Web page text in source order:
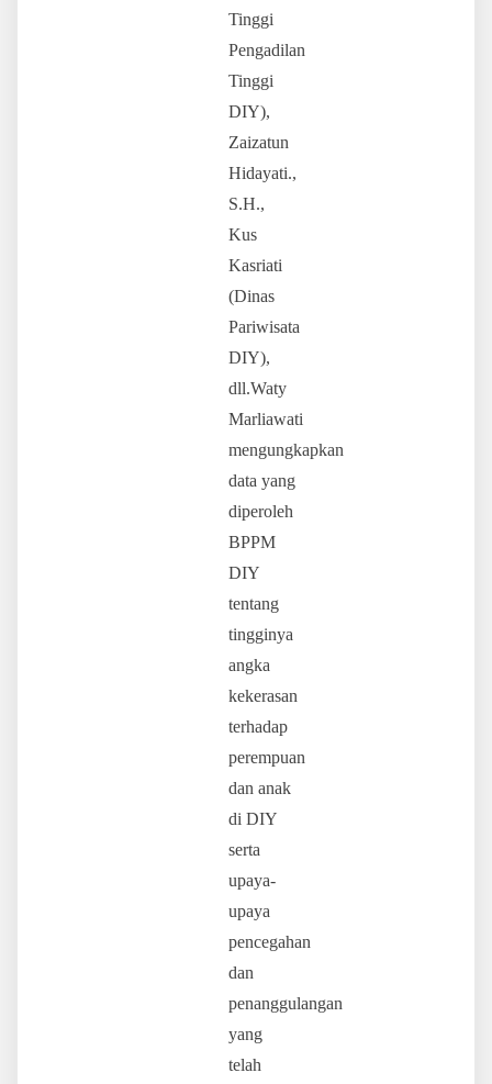
Tinggi
Pengadilan
Tinggi
DIY),
Zaizatun
Hidayati.,
S.H.,
Kus
Kasriati
(Dinas
Pariwisata
DIY),
dll.Waty
Marliawati
mengungkapkan
data yang
diperoleh
BPPM
DIY
tentang
tingginya
angka
kekerasan
terhadap
perempuan
dan anak
di DIY
serta
upaya-
upaya
pencegahan
dan
penanggulangan
yang
telah